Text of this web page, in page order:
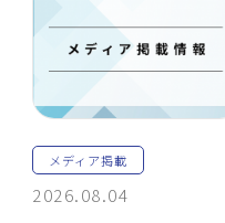
メディア掲載
2026.08.04